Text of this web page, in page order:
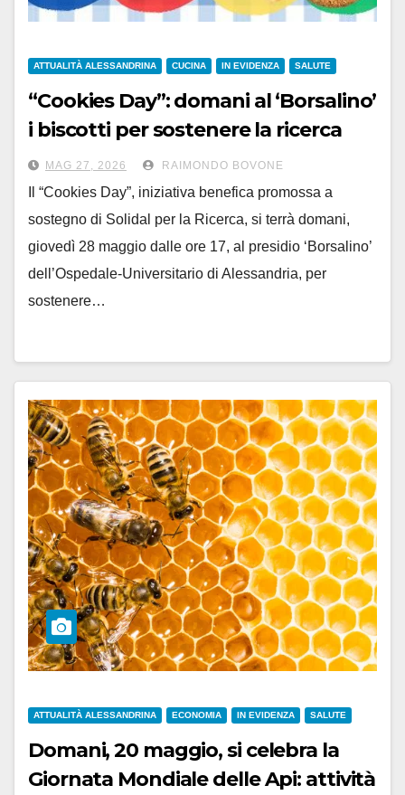
ATTUALITÀ ALESSANDRINA CUCINA IN EVIDENZA SALUTE
“Cookies Day”: domani al ‘Borsalino’
i biscotti per sostenere la ricerca
delle Professioni Sanitarie
MAG 27, 2026 RAIMONDO BOVONE
Il “Cookies Day”, iniziativa benefica promossa a
sostegno di Solidal per la Ricerca, si terrà domani,
giovedì 28 maggio dalle ore 17, al presidio ‘Borsalino’
dell’Ospedale-Universitario di Alessandria, per
sostenere…
ATTUALITÀ ALESSANDRINA ECONOMIA IN EVIDENZA SALUTE
Domani, 20 maggio, si celebra la
Giornata Mondiale delle Api: attività